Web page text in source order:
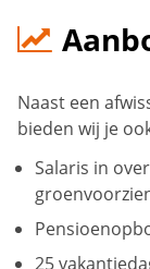
Naast een
bieden wij je
Salaris in
25